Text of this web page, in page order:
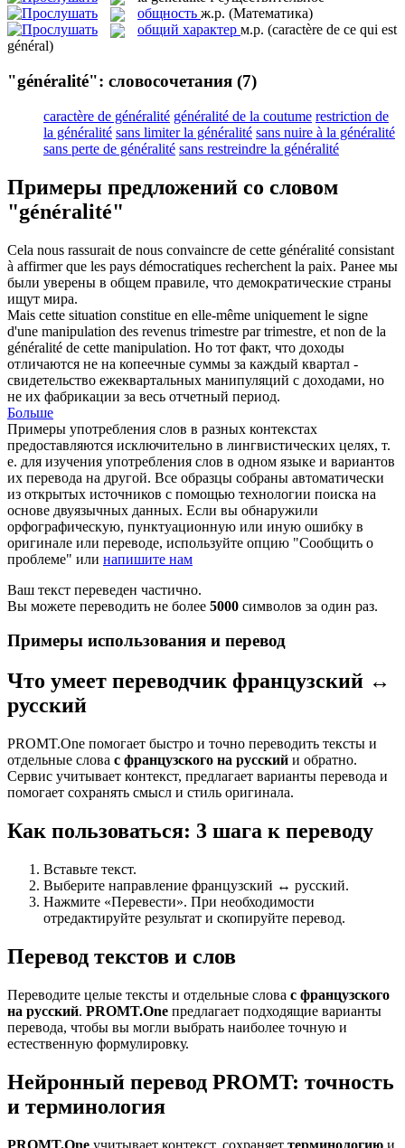
общность ж.р. (Математика)
общий характер м.р. (caractère de ce qui est
général)
"généralité": словосочетания (7)
caractère de généralité généralité de la coutume restriction de
la généralité sans limiter la généralité sans nuire à la généralité
sans perte de généralité sans restreindre la généralité
Примеры предложений со словом
"généralité"
Cela nous rassurait de nous convaincre de cette généralité consistant
à affirmer que les pays démocratiques recherchent la paix. Ранее мы
были уверены в общем правиле, что демократические страны
ищут мира.
Mais cette situation constitue en elle-même uniquement le signe
d'une manipulation des revenus trimestre par trimestre, et non de la
généralité de cette manipulation. Но тот факт, что доходы
отличаются не на копеечные суммы за каждый квартал -
свидетельство ежеквартальных манипуляций с доходами, но
не их фабрикации за весь отчетный период.
Больше
Примеры употребления слов в разных контекстах
предоставляются исключительно в лингвистических целях, т.
е. для изучения употребления слов в одном языке и вариантов
их перевода на другой. Все образцы собраны автоматически
из открытых источников с помощью технологии поиска на
основе двуязычных данных. Если вы обнаружили
орфографическую, пунктуационную или иную ошибку в
оригинале или переводе, используйте опцию "Сообщить о
проблеме" или напишите нам
Ваш текст переведен частично.
Вы можете переводить не более 5000 символов за один раз.
Примеры использования и перевод
Что умеет переводчик французский ↔
русский
PROMT.One помогает быстро и точно переводить тексты и
отдельные слова с французского на русский и обратно.
Сервис учитывает контекст, предлагает варианты перевода и
помогает сохранять смысл и стиль оригинала.
Как пользоваться: 3 шага к переводу
Вставьте текст.
Выберите направление французский ↔ русский.
Нажмите «Перевести». При необходимости
отредактируйте результат и скопируйте перевод.
Перевод текстов и слов
Переводите целые тексты и отдельные слова с французского
на русский. PROMT.One предлагает подходящие варианты
перевода, чтобы вы могли выбрать наиболее точную и
естественную формулировку.
Нейронный перевод PROMT: точность
и терминология
PROMT.One учитывает контекст, сохраняет терминологию и